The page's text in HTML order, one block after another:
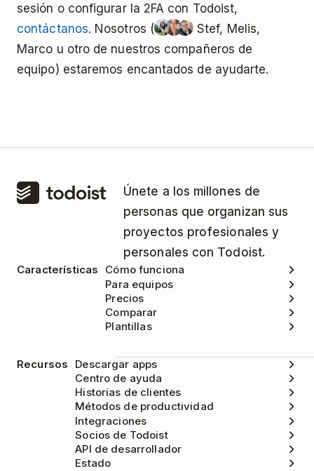
sesión o configurar la 2FA con Todoist,
contáctanos. Nosotros (
Stef, Melis,
Marco u otro de nuestros compañeros de
equipo) estaremos encantados de ayudarte.
Únete a los millones de
personas que organizan sus
proyectos profesionales y
personales con Todoist.
Características
Cómo funciona
Para equipos
Precios
Comparar
Plantillas
Recursos
Descargar apps
Centro de ayuda
Historias de clientes
Métodos de productividad
Integraciones
Socios de Todoist
API de desarrollador
Estado